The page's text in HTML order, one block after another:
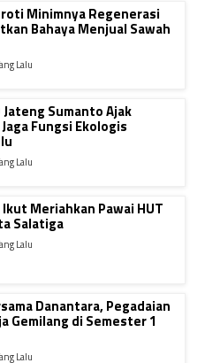
Minimnya Regenerasi
Bahaya Menjual Sawah
Lalu
Jateng Sumanto Ajak
Fungsi Ekologis
Lalu
Meriahkan Pawai HUT
Salatiga
Lalu
Danantara, Pegadaian
Gemilang di Semester 1
Lalu